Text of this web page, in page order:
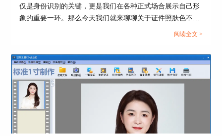
作，那么可以鼠标左键单击软件界面左侧的小人像
图，那么美白操作就会自动取消了。
好了，以上就是小编整理的关于使用证照之星对人
有趣、有用的教程发布在证照之星中文网上，欢迎
大家前往关注！
作者署名：包纸
仅是身份识别的关键，更是我们在各种正式场合展示自己形
象的重要一环。那么今天我们就来聊聊关于证件照肤色不均
匀怎么处理的问题及证件照肤色调整最简单方式。...
阅读全文 >